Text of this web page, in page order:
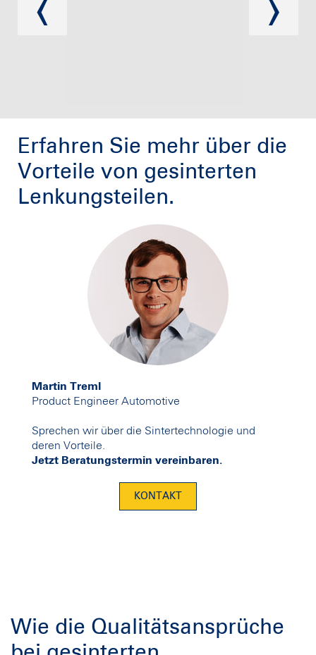
Erfahren Sie mehr über die
Vorteile von gesinterten
Lenkungsteilen.
Martin Treml
Product Engineer Automotive
Sprechen wir über die Sintertechnologie und
deren Vorteile.
Jetzt Beratungstermin vereinbaren.
KONTAKT
Wie die Qualitätsansprüche